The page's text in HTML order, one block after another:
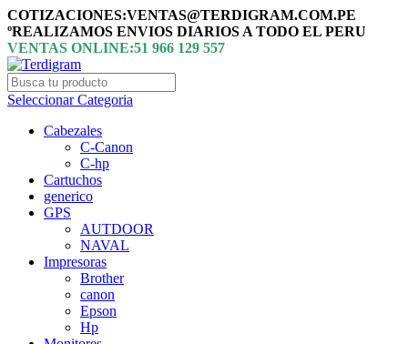
COTIZACIONES:VENTAS@TERDIGRAM.COM.PE
ºREALIZAMOS ENVIOS DIARIOS A TODO EL PERU
VENTAS ONLINE:51 966 129 557
Seleccionar Categoria
Cabezales
C-Canon
C-hp
Cartuchos
generico
GPS
AUTDOOR
NAVAL
Impresoras
Brother
canon
Epson
Hp